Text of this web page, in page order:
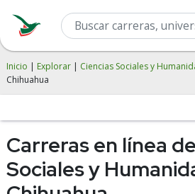
Inicio | Explorar | Ciencias Sociales y
Chihuahua
Carreras en línea
Sociales y